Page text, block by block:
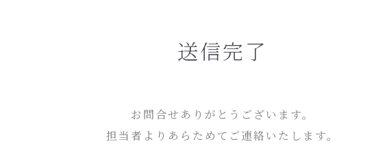
送信完了
お問合せありがとうございます。
担当者よりあらためてご連絡いたします。